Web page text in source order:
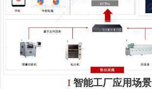
I 智能工厂应用场景